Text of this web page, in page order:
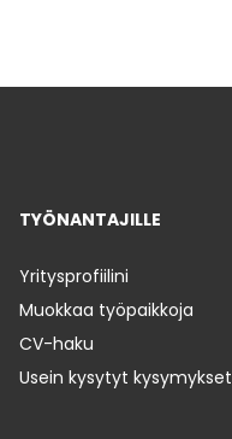
TYÖNANTAJILLE
Yritysprofiilini
Muokkaa työpaikkoja
CV-haku
Usein kysytyt kysymykset